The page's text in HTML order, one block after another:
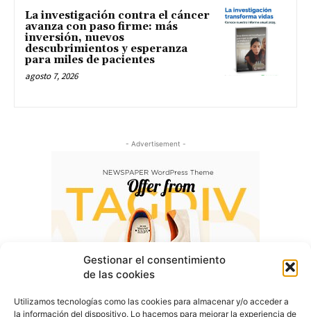
Gestionar el consentimiento
de las cookies
Utilizamos tecnologías como las cookies para almacenar y/o acceder a
la información del dispositivo. Lo hacemos para mejorar la experiencia de
La investigación contra el cáncer
avanza con paso firme: más
inversión, nuevos
descubrimientos y esperanza
para miles de pacientes
agosto 7, 2026
- Advertisement -